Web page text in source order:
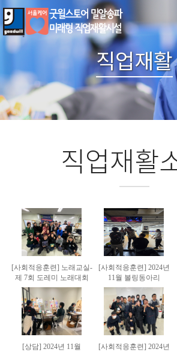
직업재활
직업재활
[사회적응훈련] 노래교실-
제 7회 도레미 노래대회
[사회적응훈련] 2024년
11월 볼링동아리
[상담] 2024년 11월
[사회적응훈련] 2024년